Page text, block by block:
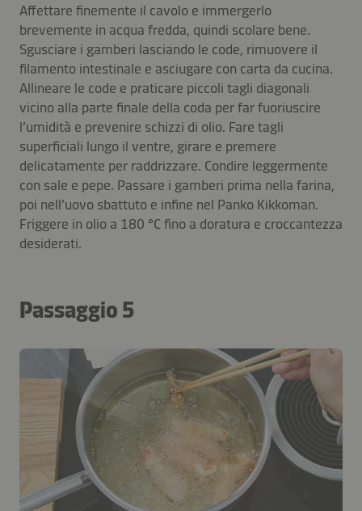
Affettare finemente il cavolo e immergerlo
brevemente in acqua fredda, quindi scolare bene.
Sgusciare i gamberi lasciando le code, rimuovere il
filamento intestinale e asciugare con carta da cucina.
Allineare le code e praticare piccoli tagli diagonali
vicino alla parte finale della coda per far fuoriuscire
l’umidità e prevenire schizzi di olio. Fare tagli
superficiali lungo il ventre, girare e premere
delicatamente per raddrizzare. Condire leggermente
con sale e pepe. Passare i gamberi prima nella farina,
poi nell’uovo sbattuto e infine nel Panko Kikkoman.
Friggere in olio a 180 °C fino a doratura e croccantezza
desiderati.
Passaggio 5